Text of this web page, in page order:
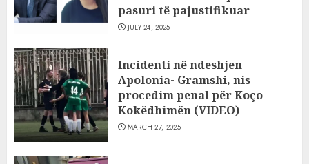
pasuri të pajustifikuar
JULY 24, 2025
Incidenti në ndeshjen
Apolonia- Gramshi, nis
procedim penal për Koço
Kokëdhimën (VIDEO)
MARCH 27, 2025